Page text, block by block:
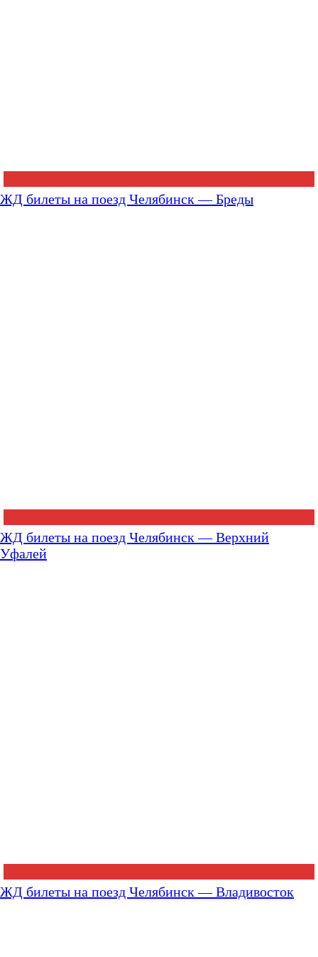
ЖД билеты на поезд Челябинск — Бреды
ЖД билеты на поезд Челябинск — Верхний
Уфалей
ЖД билеты на поезд Челябинск — Владивосток